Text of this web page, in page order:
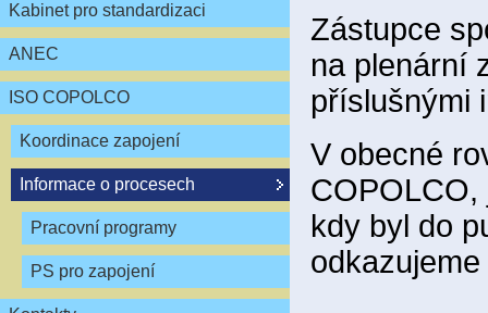
Kabinet pro standardizaci
ANEC
ISO COPOLCO
Koordinace zapojení
Informace o procesech
Pracovní programy
PS pro zapojení
Zástupce
na plenární
příslušnými
V obecné
kdy byl do